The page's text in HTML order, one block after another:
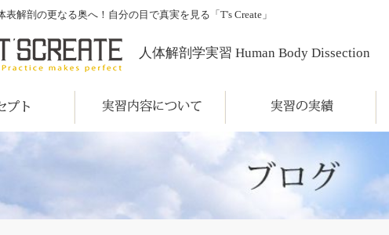
表解剖の更なる奥へ！自分の目で真実を見る「T's Create」
人体解剖学実習 Human Body Dissection